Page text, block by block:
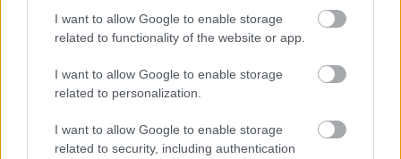
I want to allow Google to enable storage
related to functionality of the website or app.
I want to allow Google to enable storage
related to personalization.
I want to allow Google to enable storage
related to security, including authentication
γεννητικών οργάνων: «Ξινά είναι» (vid)
Πρωτοφανές περιστατικό στον Βόλο: Μπήκε σε δημόσιο
κτήριο και άρχισε να αυνανίζεται
Πρωτοφανές περιστατικό στον Βόλο: Μπήκε σε δημόσιο
κτήριο και άρχισε να αυνανίζεται